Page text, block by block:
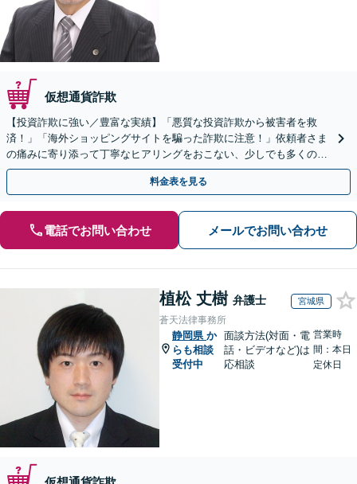
仮想通貨詐欺
【投資詐欺に強い／豊富な実績】「悪質な投資詐欺から被害者を救
済！」「海外ショッピングサイトを騙った詐欺に注意！」依頼者さま
の痛みに寄り添って丁寧なヒアリングをおこない、少しでも多くの返
金が得られるよう尽力します！
料金表を見る
電話でお問い合わせ メールでお問い合わせ
植松 丈樹 弁護士 宮城県
蒼天法律事務所
静岡県 か
らも相談
受付中
面談方法(対面・電
話・ビデオなど)は
応相談
営業時
間：本日
定休日